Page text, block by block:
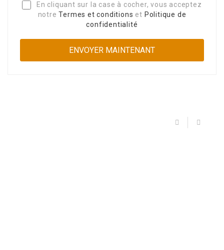
En cliquant sur la case à cocher, vous acceptez
notreTermes et conditions et Politique de
confidentialité